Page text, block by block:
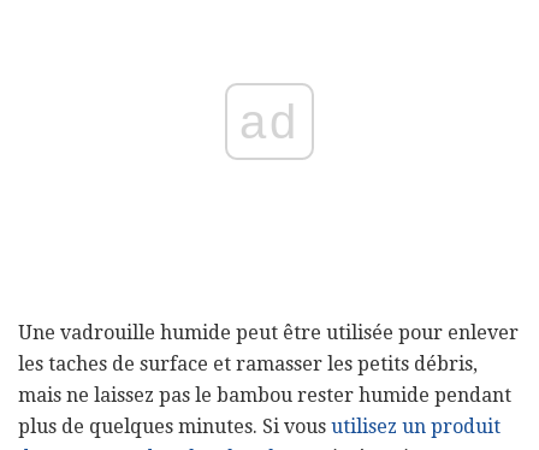
ad
Une vadrouille humide peut être utilisée pour enlever
les taches de surface et ramasser les petits débris,
mais ne laissez pas le bambou rester humide pendant
plus de quelques minutes. Si vous utilisez un produit